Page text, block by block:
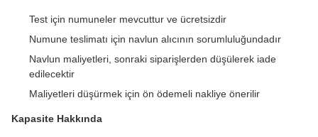
Test için numuneler mevcuttur ve ücretsizdir
Numune teslimatı için navlun alıcının sorumluluğundadır
Navlun maliyetleri, sonraki siparişlerden düşülerek iade
edilecektir
Maliyetleri düşürmek için ön ödemeli nakliye önerilir
Kapasite Hakkında